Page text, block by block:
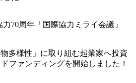
70周年「国際協力ミライ会議」